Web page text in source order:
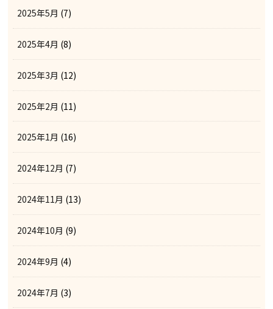
2025年5月 (7)
2025年4月 (8)
2025年3月 (12)
2025年2月 (11)
2025年1月 (16)
2024年12月 (7)
2024年11月 (13)
2024年10月 (9)
2024年9月 (4)
2024年7月 (3)